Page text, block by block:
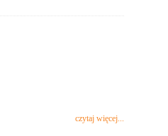
czytaj więcej...